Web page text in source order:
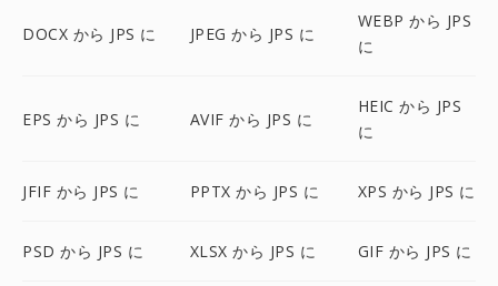
DOCX から JPS に JPEG から JPS に
WEBP から JPS
に
EPS から JPS に AVIF から JPS に
HEIC から JPS
に
JFIF から JPS に PPTX から JPS に XPS から JPS に
PSD から JPS に XLSX から JPS に GIF から JPS に